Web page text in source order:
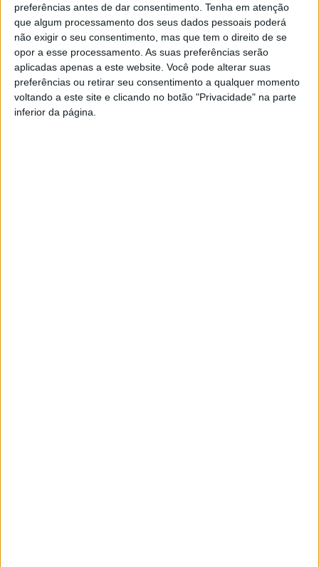
preferências antes de dar consentimento. Tenha em atenção
que algum processamento dos seus dados pessoais poderá
não exigir o seu consentimento, mas que tem o direito de se
opor a esse processamento. As suas preferências serão
aplicadas apenas a este website. Você pode alterar suas
preferências ou retirar seu consentimento a qualquer momento
voltando a este site e clicando no botão "Privacidade" na parte
inferior da página.
P
ara além do 40.º aniversário de elevação de
Oliveira de Azeméis, o dia 16 de maio serviu
também para assinalar o Dia Municipal do
Bombeiro. O presidente da Câmara Municipal
Oliveira de Azeméis, Joaquim Jorge,
expressou a gratidão pela causa das duas corporações de